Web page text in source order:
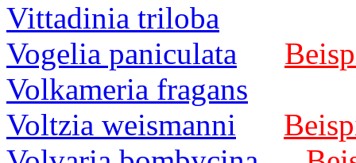
Vittadinia triloba
Vogelia paniculata
Volkameria fragans
Voltzia weismanni